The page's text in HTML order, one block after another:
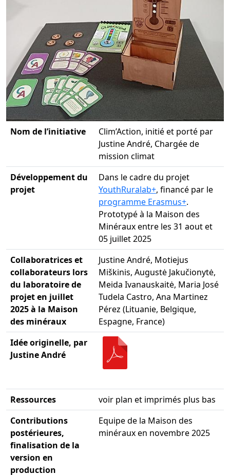
Nom de l’initiative
Clim’Action, initié et porté par
Justine André, Chargée de
mission climat
Développement du
projet
Dans le cadre du projet
YouthRuralab+, financé par le
programme Erasmus+.
Prototypé à la Maison des
Minéraux entre les 31 aout et
05 juillet 2025
Collaboratrices et
collaborateurs lors
du laboratoire de
projet en juillet
2025 à la Maison
des minéraux
Justine André, Motiejus
Miškinis, Augustė Jakučionytė,
Meida Ivanauskaitė, Maria José
Tudela Castro, Ana Martinez
Pérez (Lituanie, Belgique,
Espagne, France)
Idée originelle, par
Justine André
Ressources
voir plan et imprimés plus bas
Contributions
postérieures,
finalisation de la
version en
production
Equipe de la Maison des
minéraux en novembre 2025